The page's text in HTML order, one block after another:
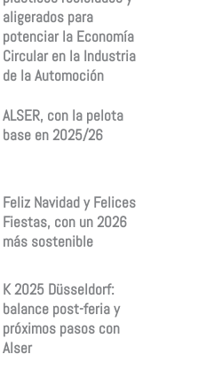
aligerados para
potenciar la Economía
Circular en la Industria
de la Automoción
ALSER, con la pelota
base en 2025/26
Feliz Navidad y Felices
Fiestas, con un 2026
más sostenible
K 2025 Düsseldorf:
balance post-feria y
próximos pasos con
Alser